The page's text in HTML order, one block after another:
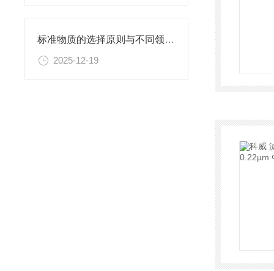
标准物质的选择原则与不同领域应用匹配性分析
2025-12-19